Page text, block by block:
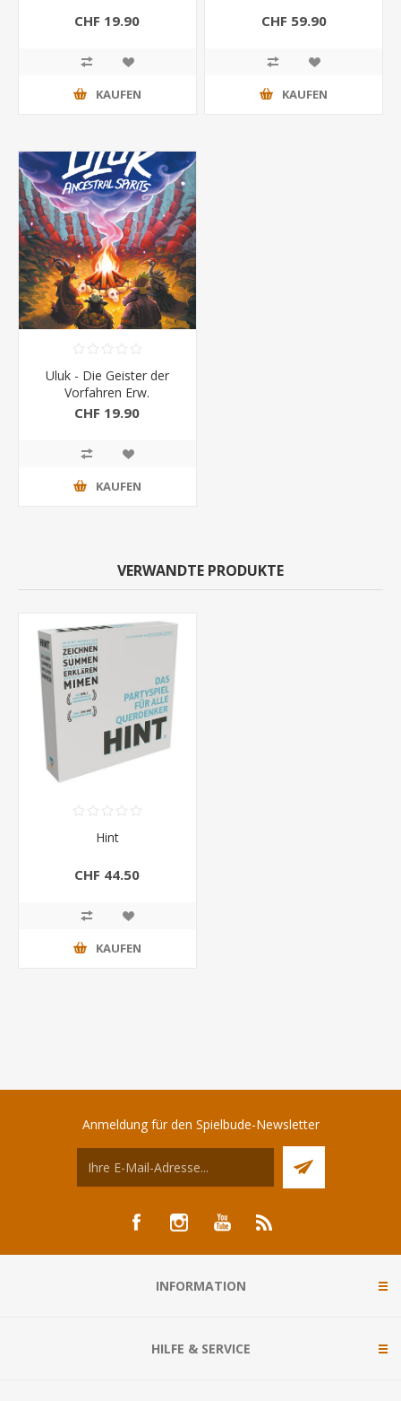
CHF 19.90
KAUFEN
CHF 59.90
KAUFEN
Uluk - Die Geister der
Vorfahren Erw.
CHF 19.90
KAUFEN
VERWANDTE PRODUKTE
Hint
CHF 44.50
KAUFEN
Anmeldung für den Spielbude-Newsletter
INFORMATION
HILFE & SERVICE